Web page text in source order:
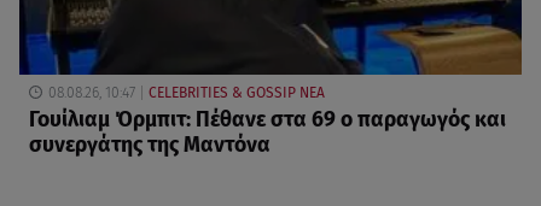
08.08.26, 10:47 CELEBRITIES & GOSSIP ΝΕΑ
Γουίλιαμ Όρμπιτ: Πέθανε στα 69 ο παραγωγός και
συνεργάτης της Μαντόνα